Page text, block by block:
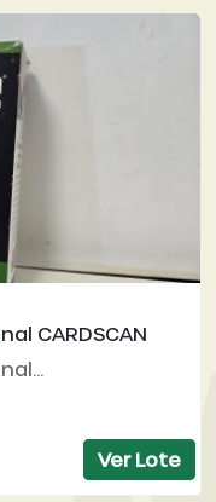
CARDSCAN
Ver Lote